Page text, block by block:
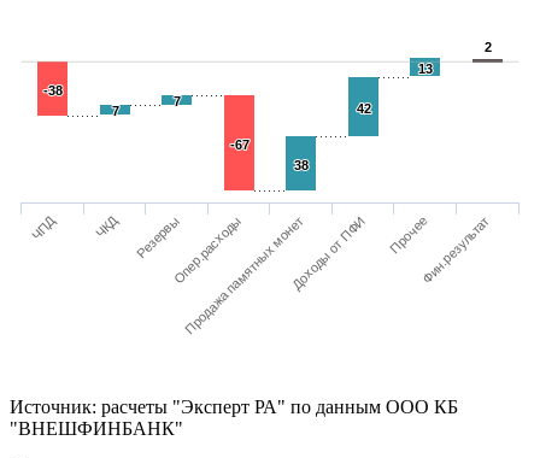
-38
-38
7
7
7
7
-67
-67
38
38
42
42
13
13
2
2
ЧПД ЧКД РезервыОпер.расходы
Продажа памятных монетДоходы от ПФИ ПрочееФин.результат
Источник: расчеты "Эксперт РА" по данным ООО КБ
"ВНЕШФИНБАНК"